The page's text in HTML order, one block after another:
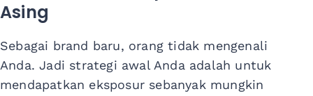
Asing
Sebagai brand baru, orang tidak mengenali
Anda. Jadi strategi awal Anda adalah untuk
mendapatkan eksposur sebanyak mungkin